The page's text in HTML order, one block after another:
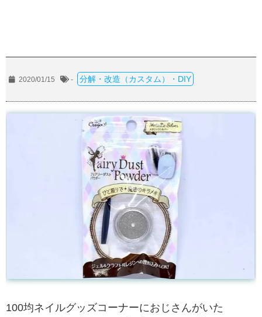
2020/01/15 - 分解・改造（カスタム）・DIY
100均ネイルグッズコーナーにおじさんがいた